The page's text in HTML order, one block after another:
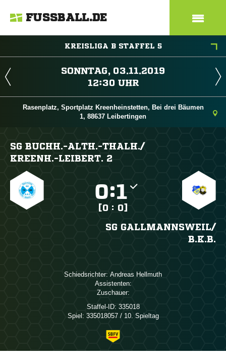
FUSSBALL.DE
KREISLIGA B STAFFEL 5
 
 
Rasenplatz, Sportplatz Kreenheinstetten, Bei drei Bäumen
1, 88637 Leibertingen
SG BUCHH.-ALTH.-THALH./​
KREENH.-LEIBERT. 2
:
[0 : 0]
SG GALLMANNSWEIL/​
B.K.B.
Schiedsrichter:  
Assistenten:
Zuschauer:
Staffel-ID: 335018
Spiel: 335018057 / 10. Spieltag